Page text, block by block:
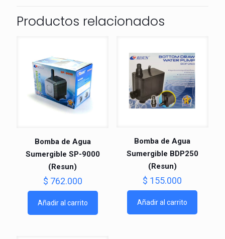
Productos relacionados
Bomba de Agua
Sumergible SP-9000
(Resun)
$ 762.000
Añadir al carrito
Bomba de Agua
Sumergible BDP250
(Resun)
$ 155.000
Añadir al carrito